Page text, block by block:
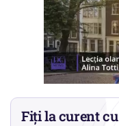
Fiți la curent